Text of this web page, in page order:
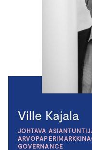
Ville Kajala
JOHTAVA
GOVERNANCE